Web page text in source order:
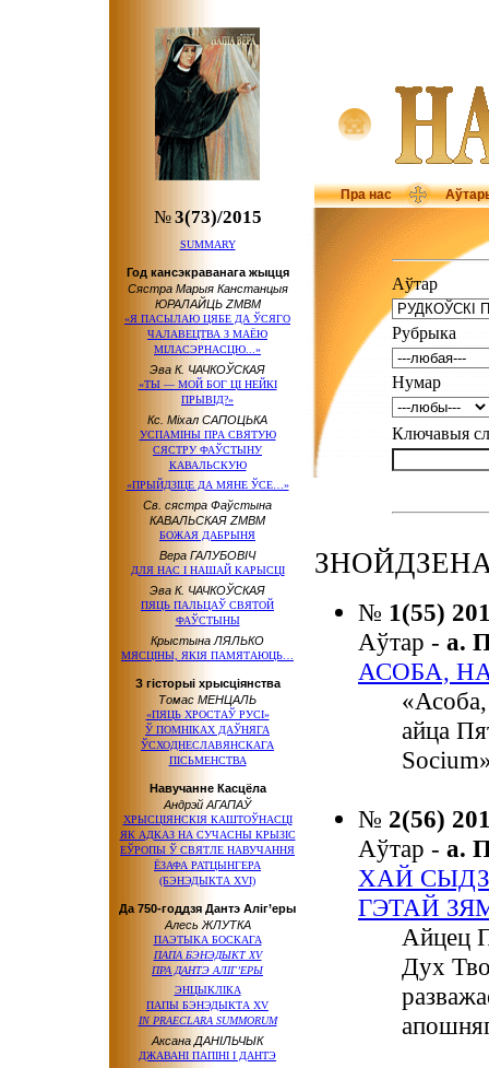
Пра нас
№3(73)/2015
SUMMARY
Год кансэкраванага жыцця
Сястра Марыя Канстанцыя
ЮРАЛАЙЦЬ ZMBM
«Я ПАСЫЛАЮ ЦЯБЕ ДА ЎСЯГО
ЧАЛАВЕЦТВА З МАЁЮ
МІЛАСЭРНАСЦЮ...»
Эва К. ЧАЧКОЎСКАЯ
«ТЫ — МОЙ БОГ ЦІ НЕЙКІ
ПРЫВІД?»
Кс. Міхал САПОЦЬКА
УСПАМІНЫ ПРА СВЯТУЮ
СЯСТРУ ФАЎСТЫНУ
КАВАЛЬСКУЮ
«ПРЫЙДЗІЦЕ ДА МЯНЕ ЎСЕ…»
Св. сястра Фаўстына
КАВАЛЬСКАЯ ZMBM
БОЖАЯ ДАБРЫНЯ
Вера ГАЛУБОВІЧ
ДЛЯ НАС І НАШАЙ КАРЫСЦІ
Эва К. ЧАЧКОЎСКАЯ
ПЯЦЬ ПАЛЬЦАЎ СВЯТОЙ
ФАЎСТЫНЫ
Крыстына ЛЯЛЬКО
МЯСЦІНЫ, ЯКІЯ ПАМЯТАЮЦЬ…
З гісторыі хрысціянства
Томас МЕНЦАЛЬ
«ПЯЦЬ ХРОСТАЎ РУСІ»
Ў ПОМНІКАХ ДАЎНЯГА
ЎСХОДНЕСЛАВЯНСКАГА
ПІСЬМЕНСТВА
Навучанне Касцёла
Андрэй АГАПАЎ
ХРЫСЦІЯНСКІЯ КАШТОЎНАСЦІ
ЯК АДКАЗ НА СУЧАСНЫ КРЫЗІС
ЕЎРОПЫ Ў СВЯТЛЕ НАВУЧАННЯ
ЁЗАФА РАТЦЫНГЕРА
(БЭНЭДЫКТА XVI)
Да 750-годдзя Дантэ Аліг’еры
Алесь ЖЛУТКА
ПАЭТЫКА БОСКАГА
ПАПА БЭНЭДЫКТ XV
ПРА ДАНТЭ АЛІГ’ЕРЫ
ЭНЦЫКЛІКА
ПАПЫ БЭНЭДЫКТА XV
IN PRAECLARA SUMMORUM
Аксана ДАНІЛЬЧЫК
ДЖАВАНІ ПАПІНІ І ДАНТЭ
Аўтар
Рубрыка
Нумар
Ключавыя
№ 1(55)
Аўтар - а.
АСОБА,
айца
№ 2(56)
Аўтар - а.
ХАЙ
ГЭТАЙ
Айцец
Дух